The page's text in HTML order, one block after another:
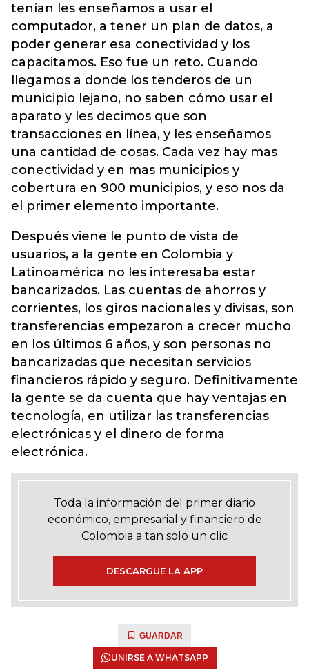
tenían les enseñamos a usar el
computador, a tener un plan de datos, a
poder generar esa conectividad y los
capacitamos. Eso fue un reto. Cuando
llegamos a donde los tenderos de un
municipio lejano, no saben cómo usar el
aparato y les decimos que son
transacciones en línea, y les enseñamos
una cantidad de cosas. Cada vez hay mas
conectividad y en mas municipios y
cobertura en 900 municipios, y eso nos da
el primer elemento importante.
Después viene le punto de vista de
usuarios, a la gente en Colombia y
Latinoamérica no les interesaba estar
bancarizados. Las cuentas de ahorros y
corrientes, los giros nacionales y divisas, son
transferencias empezaron a crecer mucho
en los últimos 6 años, y son personas no
bancarizadas que necesitan servicios
financieros rápido y seguro. Definitivamente
la gente se da cuenta que hay ventajas en
tecnología, en utilizar las transferencias
electrónicas y el dinero de forma
electrónica.
Toda la información del primer diario
económico, empresarial y financiero de
Colombia a tan solo un clic
DESCARGUE LA APP
GUARDAR
UNIRSE A WHATSAPP